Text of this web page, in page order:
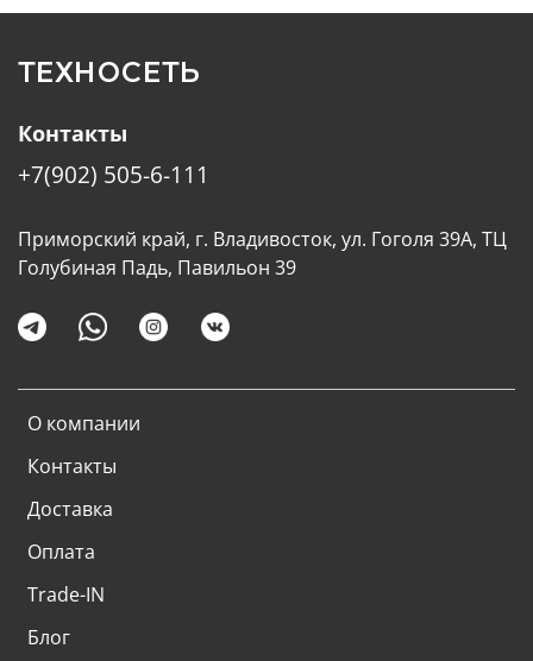
ТЕХНОСЕТЬ
О компании
Контакты
Доставка
Оплата
Trade-IN
Блог
Контакты
+7(902) 505-6-111
Приморский край, г. Владивосток, ул. Гоголя 39А, ТЦ
Голубиная Падь, Павильон 39